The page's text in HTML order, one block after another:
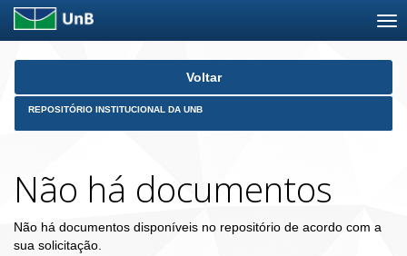
Skip
Voltar
REPOSITÓRIO INSTITUCIONAL DA UNB
Não há documentos
Não há documentos disponíveis no repositório de acordo com a
sua solicitação.